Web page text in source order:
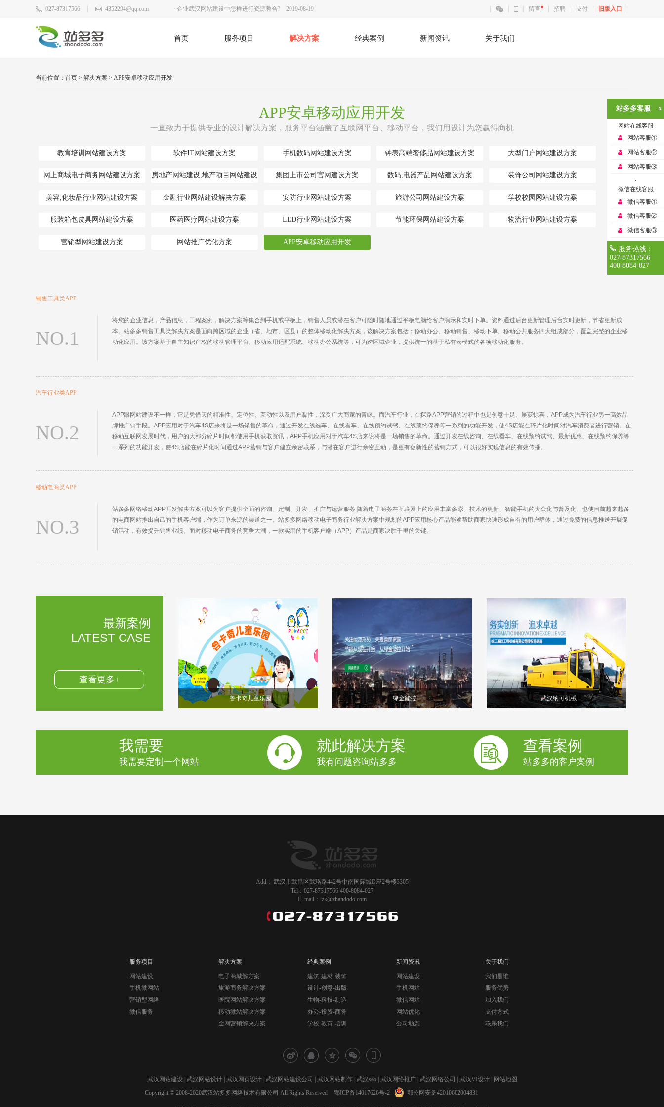
027-87317566 4352294@qq.com · 企业武汉网站建设中怎样进行资源整合? 2019-08-19
· 公司武汉网站建设全过程中网页页面布置要留意什么关键点 2019-09-16
留言 招聘 支付 旧版入口
首页 服务项目 解决方案 经典案例 新闻资讯 关于我们
当前位置： 首页 > 解决方案 > APP安卓移动应用开发
APP安卓移动应用开发
一直致力于提供专业的设计解决方案，服务平台涵盖了互联网平台、移动平台，我们用设计为您赢得商机
教育培训网站建设方案 软件IT网站建设方案 手机数码网站建设方案 钟表高端奢侈品网站建设方案 大型门户网站建设方案
网上商城电子商务网站建设方案 房地产网站建设,地产项目网站建设 集团上市公司官网建设方案 数码,电器产品网站建设方案 装饰公司网站建设方案
美容,化妆品行业网站建设方案 金融行业网站建设解决方案 安防行业网站建设方案 旅游公司网站建设方案 学校校园网站建设方案
服装箱包皮具网站建设方案 医药医疗网站建设方案 LED行业网站建设方案 节能环保网站建设方案 物流行业网站建设方案
营销型网站建设方案 网站推广优化方案 APP安卓移动应用开发
销售工具类APP
NO.1
将您的企业信息，产品信息，工程案例，解决方案等集合到手机或平板上，销售人员或潜在客户可随时随地通过平板电脑给客户演示和实时下单。资料通过后台更新管理后台实时更新，节省更新成
本。站多多销售工具类解决方案是面向跨区域的企业（省、地市、区县）的整体移动化解决方案，该解决方案包括：移动办公、移动销售、移动下单、移动公共服务四大组成部分，覆盖完整的企业移
动化应用。该方案基于自主知识产权的移动管理平台、移动应用适配系统、移动办公系统等，可为跨区域企业，提供统一的基于私有云模式的各项移动化服务。
汽车行业类APP
NO.2
APP跟网站建设不一样，它是凭借天的精准性、定位性、互动性以及用户黏性，深受广大商家的青眯。而汽车行业，在探路APP营销的过程中也是创意十足、屡获惊喜，APP成为汽车行业另一高效品
牌推广销手段。APP应用对于汽车4S店来将是一场销售的革命，通过开发在线选车、在线看车、在线预约试驾、在线预约保养等一系列的功能开发，使4S店能在碎片化时间对汽车消费者进行营销。在
移动互联网发展时代，用户的大部分碎片时间都使用手机获取资讯，APP手机应用对于汽车4S店来说将是一场销售的革命。通过开发在线咨询、在线看车、在线预约试驾、最新优惠、在线预约保养等
一系列的功能开发，使4S店能在碎片化时间通过APP营销与客户建立亲密联系，与潜在客户进行亲密互动，是更有创新性的营销方式，可以很好实现信息的有效传播。
移动电商类APP
NO.3
站多多网络移动APP开发解决方案可以为客户提供全面的咨询、定制、开发、推广与运营服务,随着电子商务在互联网上的应用丰富多彩、技术的更新、智能手机的大众化与普及化。也使目前越来越多
的电商网站推出自己的手机客户端，作为订单来源的渠道之一。站多多网络移动电子商务行业解决方案中规划的APP应用核心产品能够帮助商家快速形成自有的用户群体，通过免费的信息推送开展促
销活动，有效提升销售业绩。面对移动电子商务的竞争大潮，一款实用的手机客户端（APP）产品是商家决胜千里的关键。
最新案例
LATEST CASE
查看更多+
鲁卡奇儿童乐园 绿金能控 武汉纳可机械
我需要
我需要定制一个网站
就此解决方案
我有问题咨询站多多
查看案例
站多多的客户案例
Add： 武汉市武昌区武珞路442号中南国际城D座2号楼3305
Tel：027-87317566 400-8084-027
E_mail： zk@zhandodo.com
服务项目
网站建设
手机微网站
营销型网络
微信服务
解决方案
电子商城解方案
旅游商务解决方案
医院网站解决方案
移动微站解决方案
全网营销解决方案
经典案例
建筑-建材-装饰
设计-创意-出版
生物-科技-制造
办公-投资-商务
学校-教育-培训
新闻资讯
网站建设
手机网站
微信网站
网站优化
公司动态
关于我们
我们是谁
服务优势
加入我们
支付方式
联系我们
武汉网站建设 武汉网站设计| 武汉网页设计| 武汉网站建设公司 武汉网站制作 武汉seo| 武汉网络推广| 武汉网络公司 武汉VI设计|
网站地图
Copyright © 2008-2020武汉站多多网络技术有限公司 All Rights Reserved
鄂ICP备14017626号-2 鄂公网安备42010602004831
站多多客服 X
网站在线客服
网站客服①
网站客服②
网站客服③
.
微信在线客服
微信客服①
微信客服②
微信客服③
服务热线：
027-87317566
400-8084-027